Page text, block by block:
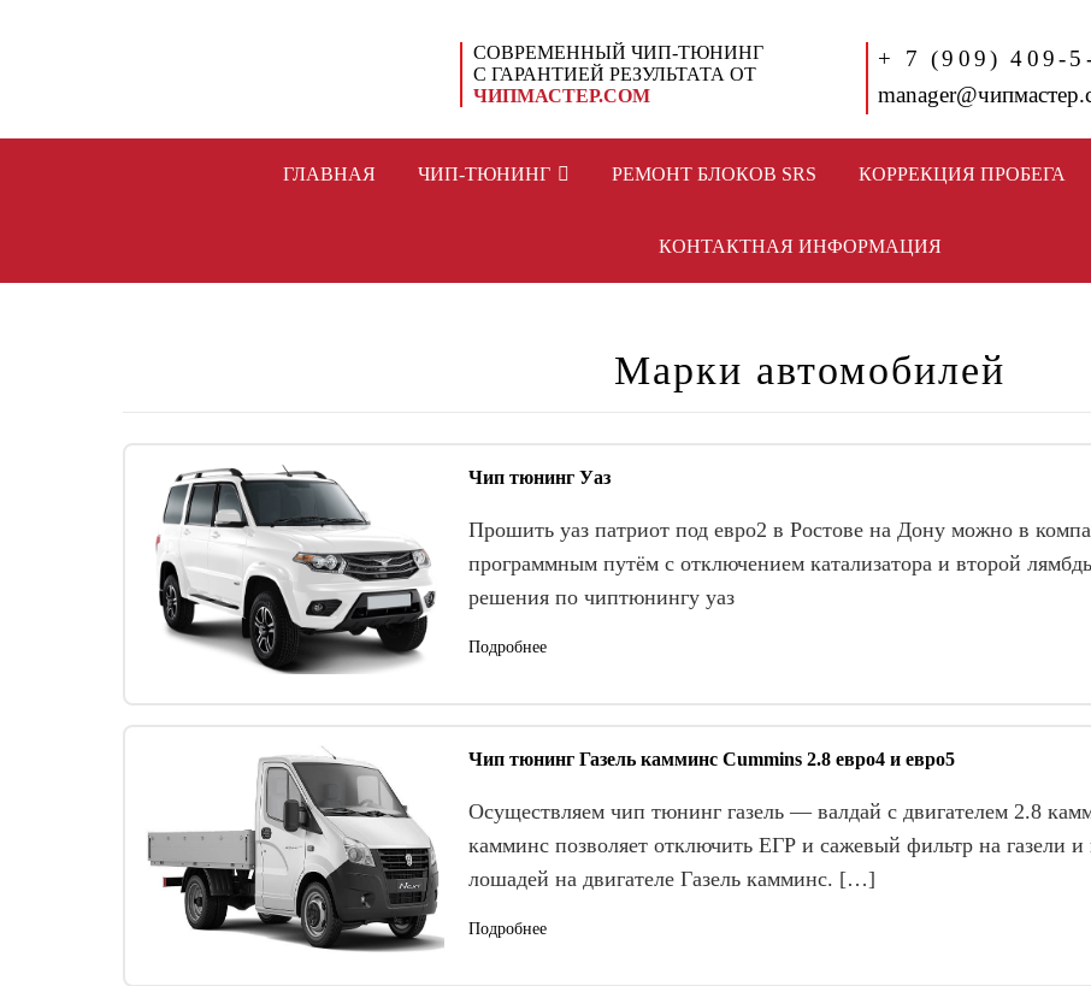
СОВРЕМЕННЫЙ ЧИП-ТЮНИНГ
С ГАРАНТИЕЙ РЕЗУЛЬТАТА ОТ
ЧИПМАСТЕР.СОМ
+ 7 (909) 409-
ГЛАВНАЯ ЧИП-ТЮНИНГ РЕМОНТ БЛОКОВ SRS КОРРЕКЦИЯ ПРОБЕГА
КОНТАКТНАЯ ИНФОРМАЦИЯ
Марки автомобилей
Чип тюнинг Уаз
Прошить уаз патриот под евро2 в Ростове на Дону можно в
программным путём с отключением катализатора и второй
решения по чиптюнингу уаз
Подробнее
Чип тюнинг Газель камминс Cummins 2.8 евро4 и евро5
Осуществляем чип тюнинг газель — валдай с двигателем 2.8
камминс позволяет отключить ЕГР и сажевый фильтр на газели
лошадей на двигателе Газель камминс. […]
Подробнее